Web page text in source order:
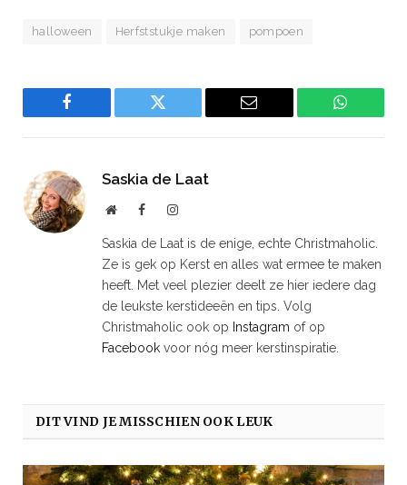
halloween Herfststukje maken pompoen
Facebook Twitter Email
Saskia de Laat
WebsiteFacebookInstagram
Saskia de Laat is de enige, echte Christmaholic.
Ze is gek op Kerst en alles wat ermee te maken
heeft. Met veel plezier deelt ze hier iedere dag
de leukste kerstideeën en tips. Volg
Christmaholic ook op Instagram of op
Facebook voor nóg meer kerstinspiratie.
DIT VIND JE MISSCHIEN OOK LEUK